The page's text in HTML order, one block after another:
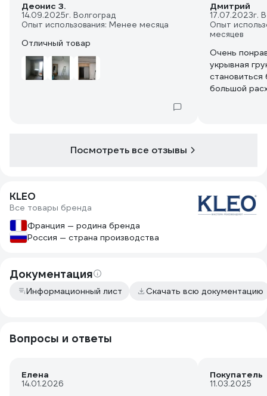
Деонис З.
14.09.2025г. Волгоград
Опыт использования: Менее месяца
Отличный товар
Дмитрий
17.07.2023г.
Опыт
месяцев
Очень
укрывная
большой
Посмотреть все отзывы
KLEO
Все товары бренда
Франция — родина бренда
Россия — страна производства
Документация
Информационный лист Скачать всю документацию
Вопросы и ответы
Елена
14.01.2026
Покупатель
11.03.2025